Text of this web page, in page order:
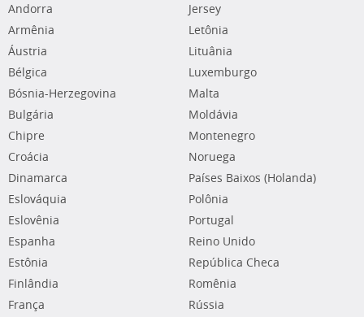
Andorra
Armênia
Áustria
Bélgica
Bósnia-Herzegovina
Bulgária
Chipre
Croácia
Dinamarca
Eslováquia
Eslovênia
Espanha
Estônia
Finlândia
França
Jersey
Letônia
Lituânia
Luxemburgo
Malta
Moldávia
Montenegro
Noruega
Países Baixos (Holanda)
Polônia
Portugal
Reino Unido
República Checa
Romênia
Rússia